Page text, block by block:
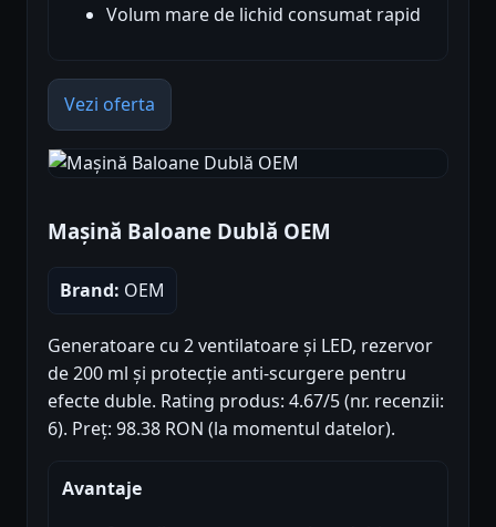
Volum mare de lichid consumat rapid
Vezi oferta
Mașină Baloane Dublă OEM
Brand: OEM
Generatoare cu 2 ventilatoare și LED, rezervor
de 200 ml și protecție anti-scurgere pentru
efecte duble. Rating produs: 4.67/5 (nr. recenzii:
6). Preț: 98.38 RON (la momentul datelor).
Avantaje